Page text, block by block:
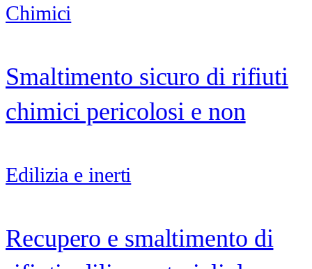
Chimici
Smaltimento sicuro di rifiuti
chimici pericolosi e non
Edilizia e inerti
Recupero e smaltimento di